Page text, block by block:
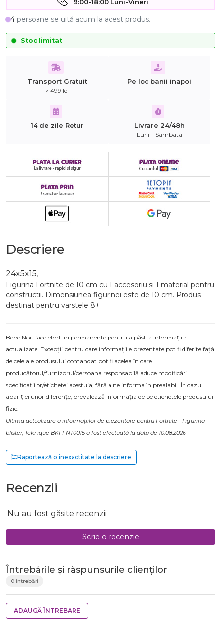
9:00-18:00 Luni-Vineri
4 persoane se uită acum la acest produs.
Stoc limitat
Transport Gratuit
> 499 lei
Pe loc banii inapoi
14 de zile Retur Livrare 24/48h
Luni – Sambata
Descriere
24x5x15,
Figurina Fortnite de 10 cm cu 1 accesoriu si 1 material pentru
constructii. Dimensiunea figurinei este de 10 cm. Produs
destinat pentru varstele 8+
Bebe Nou face eforturi permanente pentru a păstra informațiile
actualizate. Excepții pentru care informațiile prezentate pot fi diferite față
de cele ale produsului comandat pot fi acelea în care
producătorul/furnizorul/persoana responsabilă aduce modificări
specificațiilor/etichetei acestuia, fără a ne informa în prealabil. În cazul
apariției unor diferențe, prevalează informația de pe etichetele produsului
fizic.
Ultima actualizare a informațiilor de prezentare pentru Fortnite - Figurina
blister, Teknique BKFFNT0015 a fost efectuată la data de 10.08.2026
Raportează o inexactitate la descriere
Recenzii
Nu au fost găsite recenzii
Scrie o recenzie
Întrebările și răspunsurile clienților
0 întrebări
ADAUGĂ ÎNTREBARE